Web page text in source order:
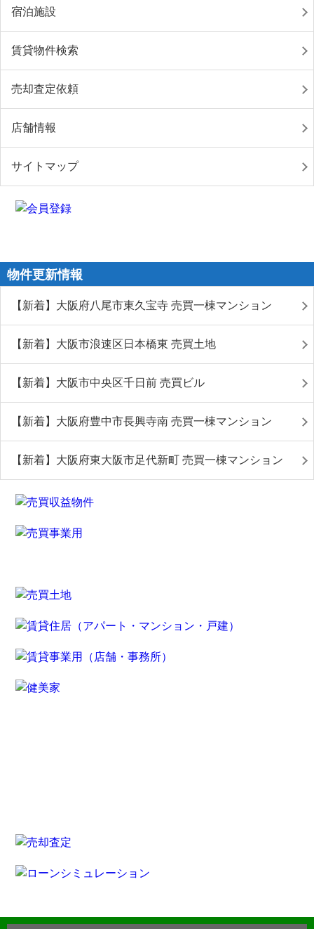
宿泊施設
賃貸物件検索
売却査定依頼
店舗情報
サイトマップ
物件更新情報
【新着】大阪府八尾市東久宝寺 売買一棟マンション
【新着】大阪市浪速区日本橋東 売買土地
【新着】大阪市中央区千日前 売買ビル
【新着】大阪府豊中市長興寺南 売買一棟マンション
【新着】大阪府東大阪市足代新町 売買一棟マンション